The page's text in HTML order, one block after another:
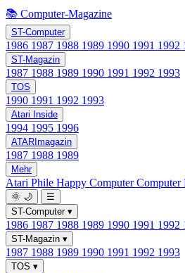
📚 Computer-Magazine
ST-Computer
1986 1987 1988 1989 1990 1991 1992
ST-Magazin
1987 1988 1989 1990 1991 1992 1993
TOS
1990 1991 1992 1993
Atari Inside
1994 1995 1996
ATARImagazin
1987 1988 1989
Mehr
Atari Phile Happy ComputerComputer
🌞 🌙
☰
ST-Computer ▾
1986 1987 1988 1989 1990 1991 1992
ST-Magazin ▾
1987 1988 1989 1990 1991 1992 1993
TOS ▾